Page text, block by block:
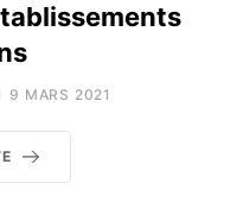
9 MARS 2021